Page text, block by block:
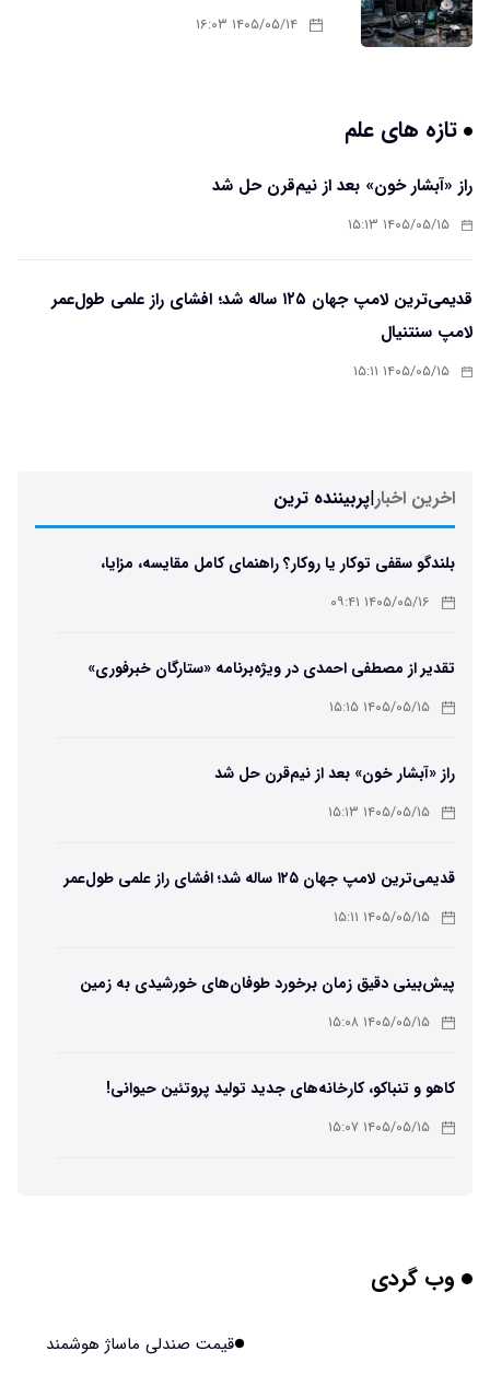
۱۴۰۵/۰۵/۱۴ ۱۶:۰۳
تازه های علم
راز «آبشار خون» بعد از نیم‌قرن حل شد
۱۴۰۵/۰۵/۱۵ ۱۵:۱۳
قدیمی‌ترین لامپ جهان ۱۲۵ ساله شد؛ افشای راز علمی طول‌عمر
لامپ سنتنیال
۱۴۰۵/۰۵/۱۵ ۱۵:۱۱
اخرین اخبار|پربیننده ترین
بلندگو سقفی توکار یا روکار؟ راهنمای کامل مقایسه، مزایا،
معایب و انتخاب بهترین مدل
۱۴۰۵/۰۵/۱۶ ۰۹:۴۱
تقدیر از مصطفی احمدی در ویژه‌برنامه «ستارگان خبرفوری»
۱۴۰۵/۰۵/۱۵ ۱۵:۱۵
راز «آبشار خون» بعد از نیم‌قرن حل شد
۱۴۰۵/۰۵/۱۵ ۱۵:۱۳
قدیمی‌ترین لامپ جهان ۱۲۵ ساله شد؛ افشای راز علمی طول‌عمر
لامپ سنتنیال
۱۴۰۵/۰۵/۱۵ ۱۵:۱۱
پیش‌بینی دقیق زمان برخورد طوفان‌های خورشیدی به زمین
ممکن شد
۱۴۰۵/۰۵/۱۵ ۱۵:۰۸
کاهو و تنباکو، کارخانه‌های جدید تولید پروتئین حیوانی!
۱۴۰۵/۰۵/۱۵ ۱۵:۰۷
چرا افراد مضطرب دنیا را متفاوت می بینند؟
وب گردی
قیمت صندلی ماساژ هوشمند